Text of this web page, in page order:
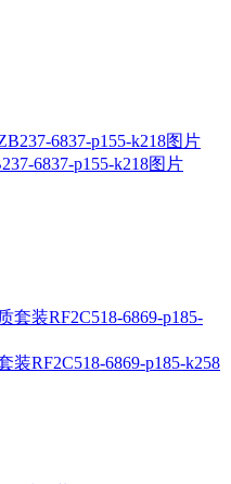
6837-p155-k218图片
RF2C518-6869-p185-k258